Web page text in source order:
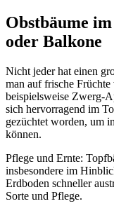
Obstbäume
oder Balkone
Nicht jeder hat einen
man auf frische
beispielsweise Zwerg-
sich hervorragend im
gezüchtet worden, um
können.
Pflege und Ernte:
insbesondere im
Erdboden schneller
Sorte und Pflege.